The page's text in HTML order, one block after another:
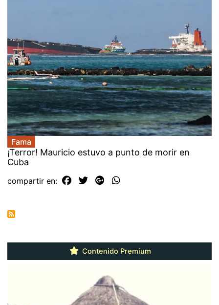
Fama
¡Terror! Mauricio estuvo a punto de morir en
Cuba
compartir en:
Contenido Premium